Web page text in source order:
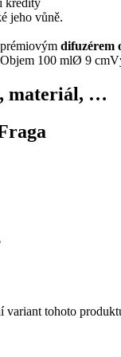
jeho vůně.
difuzérem
Objem 100 mlØ 9 cm
materiál, …
variant tohoto